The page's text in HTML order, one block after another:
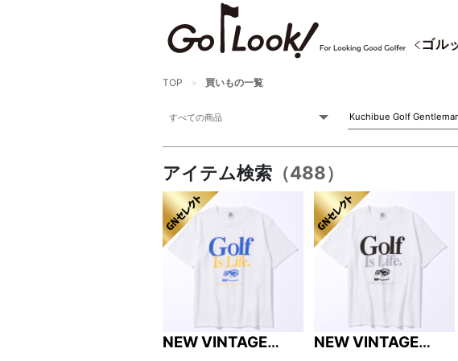
TOP 買いもの一覧
アイテム検索 （488）
NEW VINTAGE
NEW VINTAGE